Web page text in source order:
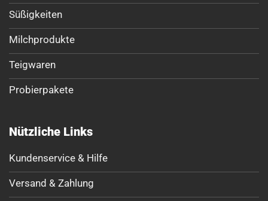
Süßigkeiten
Milchprodukte
Teigwaren
Probierpakete
Nützliche Links
Kundenservice & Hilfe
Versand & Zahlung